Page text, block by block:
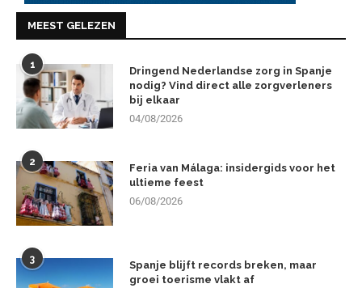
MEEST GELEZEN
1
Dringend Nederlandse zorg in Spanje
nodig? Vind direct alle zorgverleners
bij elkaar
04/08/2026
2
Feria van Málaga: insidergids voor het
ultieme feest
06/08/2026
3
Spanje blijft records breken, maar
groei toerisme vlakt af